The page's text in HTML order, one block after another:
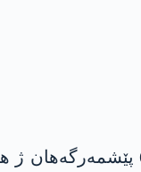
هێژای گۆتنێ یه‌، پێگه‌ها «داركا مازی» ل رۆژێن یه‌كه‌م یێن